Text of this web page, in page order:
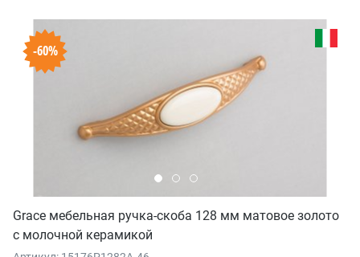
-60%
Grace мебельная ручка-скоба 128 мм матовое золото
с молочной керамикой